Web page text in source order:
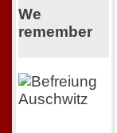
We
remember